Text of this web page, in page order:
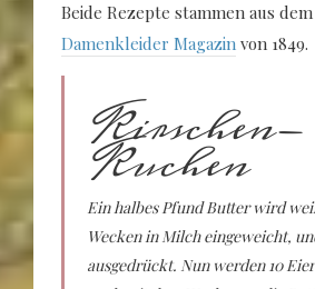
Beide Rezepte stammen aus dem
Damenkleider Magazin von 1849.
Kirschen-
Kuchen
Ein halbes Pfund Butter wird
Wecken in Milch eingeweicht,
ausgedrückt. Nun werden 10